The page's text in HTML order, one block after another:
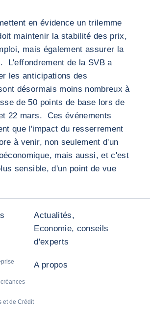
en évidence un trilemme
maintenir la stabilité des prix,
mais également assurer la
L'effondrement de la SVB a
les anticipations des
désormais moins nombreux à
de 50 points de base lors de
22 mars. Ces événements
que l'impact du resserrement
à venir, non seulement d'un
mais aussi, et c'est
sensible, d'un point de vue
et de Crédit
Actualités,
Economie, conseils
d'experts
A propos